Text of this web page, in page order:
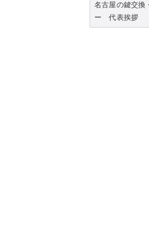
名古屋の鍵交換
ー 代表挨拶